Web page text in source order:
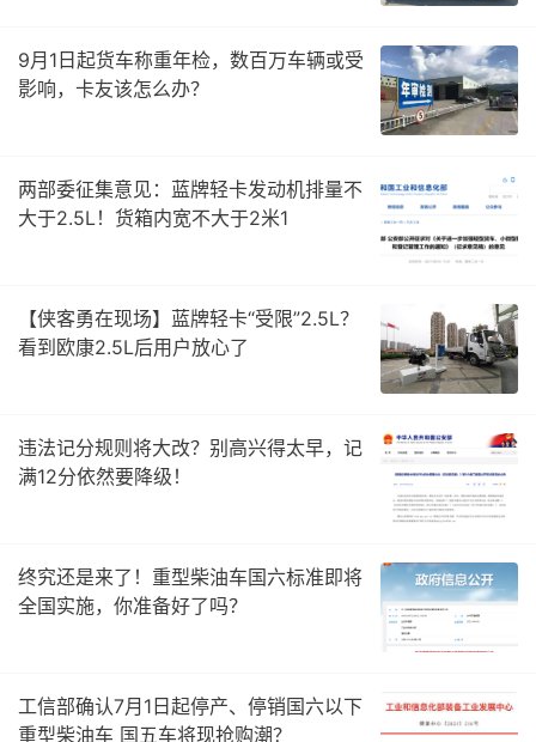
9月1日起货车称重年检，数百万车辆或受
影响，卡友该怎么办？
两部委征集意见：蓝牌轻卡发动机排量不
大于2.5L！货箱内宽不大于2米1
【侠客勇在现场】蓝牌轻卡“受限”2.5L？
看到欧康2.5L后用户放心了
违法记分规则将大改？别高兴得太早，记
满12分依然要降级！
终究还是来了！重型柴油车国六标准即将
全国实施，你准备好了吗？
工信部确认7月1日起停产、停销国六以下
重型柴油车 国五车将现抢购潮？